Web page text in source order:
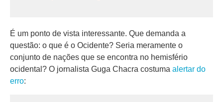
É um ponto de vista interessante. Que demanda a
questão: o que é o Ocidente? Seria meramente o
conjunto de nações que se encontra no hemisfério
ocidental? O jornalista Guga Chacra costuma alertar do
erro: